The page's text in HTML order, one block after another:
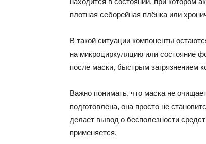
плотная себорейная плёнка или
В такой ситуации компоненты
на микроциркуляцию или состояние
после маски, быстрым загрязнением
Важно понимать, что маска не
подготовлена, она просто не
делает вывод о бесполезности
применяется.